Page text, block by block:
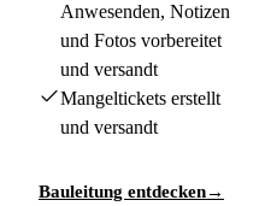
Anwesenden, Notizen
und Fotos vorbereitet
und versandt
Mangeltickets erstellt
und versandt
Bauleitung entdecken→